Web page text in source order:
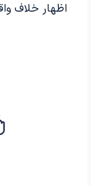
اظهار خلاف